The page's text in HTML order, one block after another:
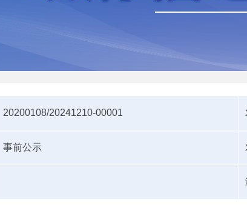
20200108/20241210-00001
事前公示